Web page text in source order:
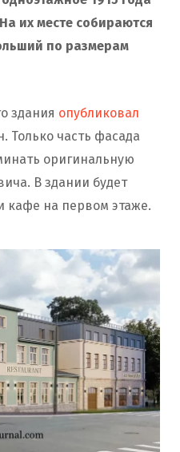
их месте собираются
по размерам
здания опубликовал
Только часть фасада
оригинальную
В здании будет
кафе на первом этаже.